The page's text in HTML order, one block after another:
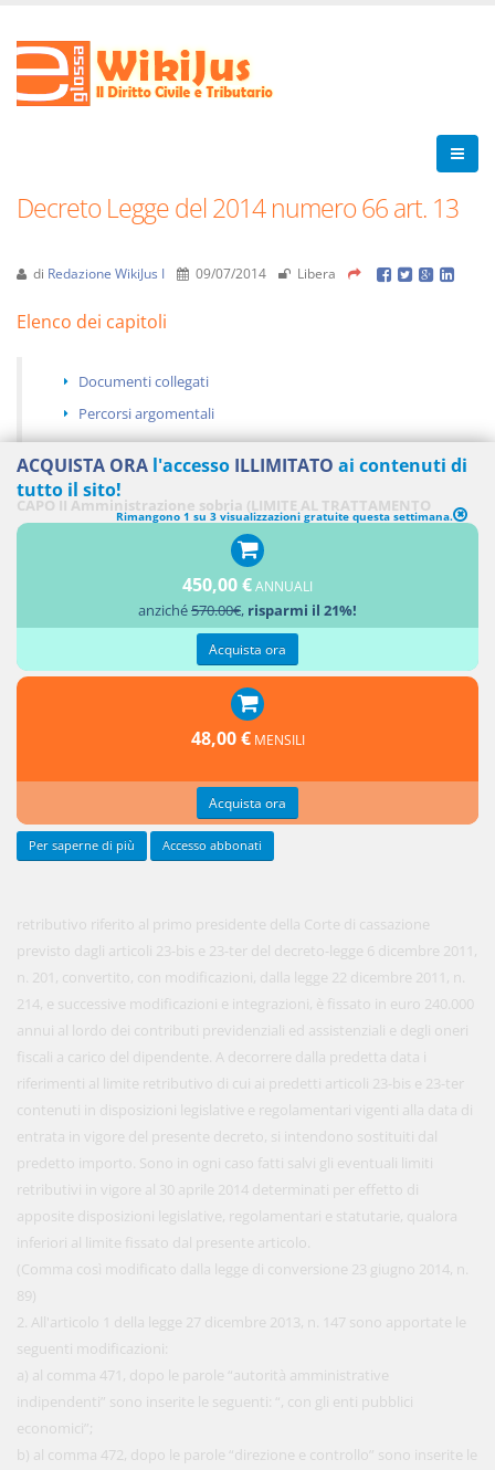
Decreto Legge del 2014 numero 66 art. 13
di Redazione WikiJus I 09/07/2014 Libera
Elenco dei capitoli
Documenti collegati
Percorsi argomentali
CAPO II Amministrazione sobria (LIMITE AL TRATTAMENTO
ECONOMICO DEL PERSONALE PUBBLICO E DELLE SOCIETÀ
retributivo riferito al primo presidente della Corte di cassazione
previsto dagli articoli 23-bis e 23-ter del decreto-legge 6 dicembre 2011,
n. 201, convertito, con modificazioni, dalla legge 22 dicembre 2011, n.
214, e successive modificazioni e integrazioni, è fissato in euro 240.000
annui al lordo dei contributi previdenziali ed assistenziali e degli oneri
fiscali a carico del dipendente. A decorrere dalla predetta data i
riferimenti al limite retributivo di cui ai predetti articoli 23-bis e 23-ter
contenuti in disposizioni legislative e regolamentari vigenti alla data di
entrata in vigore del presente decreto, si intendono sostituiti dal
predetto importo. Sono in ogni caso fatti salvi gli eventuali limiti
retributivi in vigore al 30 aprile 2014 determinati per effetto di
apposite disposizioni legislative, regolamentari e statutarie, qualora
inferiori al limite fissato dal presente articolo.
(Comma così modificato dalla legge di conversione 23 giugno 2014, n.
89)
2. All'articolo 1 della legge 27 dicembre 2013, n. 147 sono apportate le
seguenti modificazioni:
a) al comma 471, dopo le parole “autorità amministrative
indipendenti” sono inserite le seguenti: “, con gli enti pubblici
economici”;
b) al comma 472, dopo le parole “direzione e controllo” sono inserite le
ACQUISTA ORA l'accesso ILLIMITATO ai contenuti di
tutto il sito!
Rimangono 1 su 3 visualizzazioni gratuite questa settimana.
450,00 €ANNUALI
anziché570.00€, risparmi il 21%!
Acquista ora
48,00 € MENSILI
Acquista ora
Per saperne di più Accesso abbonati